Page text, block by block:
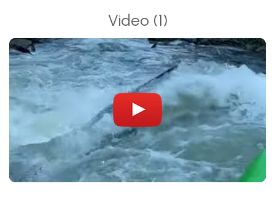
Video (1)